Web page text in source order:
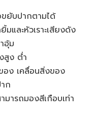
ขยับปากตามได้
และหัวเราะเสียงดัง
อุ้ม
สูง ต่ำ
ง เคลื่อนสิ่งของ
ก
มารถมองสีเกือบเท่า